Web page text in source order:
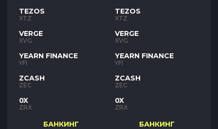
TEZOS
XTZ
VERGE
XVG
YEARN FINANCE
YFI
ZCASH
ZEC
0X
ZRX
БАНКИНГ
TEZOS
XTZ
VERGE
XVG
YEARN FINANCE
YFI
ZCASH
ZEC
0X
ZRX
БАНКИНГ